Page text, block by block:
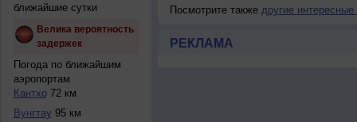
ближайшие сутки
Велика вероятность
задержек
Погода по ближайшим
аэропортам
Кантхо72 км
Вунгтау 95 км
Посмотрите также другие интересные
РЕКЛАМА